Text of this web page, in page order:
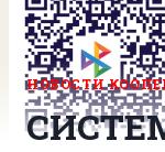
НОВОСТИ